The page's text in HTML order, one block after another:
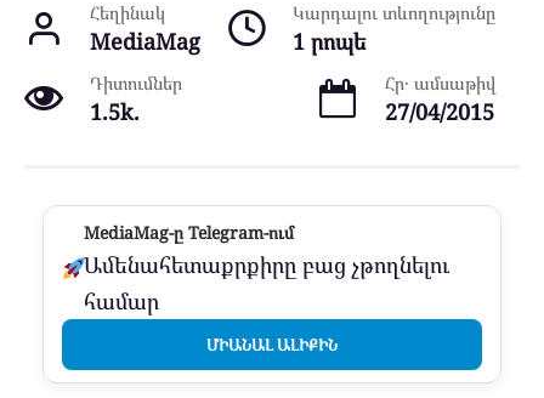
Հեղինակ
MediaMag
Կարդալու տևողությունը
1 րոպե
Դիտումներ
1.5k.
Հր․ ամսաթիվ
27/04/2015
MediaMag-ը Telegram-ում
Ամենահետաքրքիրը բաց չթողնելու
համար
ՄԻԱՆԱԼ ԱԼԻՔԻՆ